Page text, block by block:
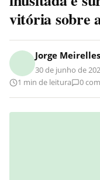
vitória sobre
Jorge Meirelles
30 de junho de
1 min de leitura
0